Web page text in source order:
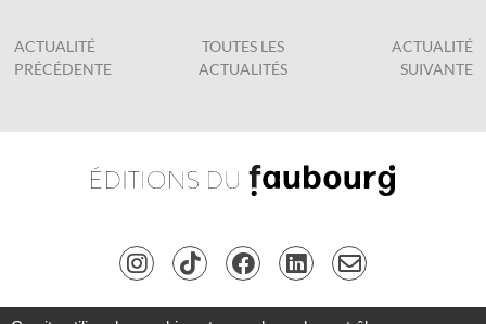
ACTUALITÉ
PRÉCÉDENTE
TOUTES LES
ACTUALITÉS
ACTUALITÉ
SUIVANTE